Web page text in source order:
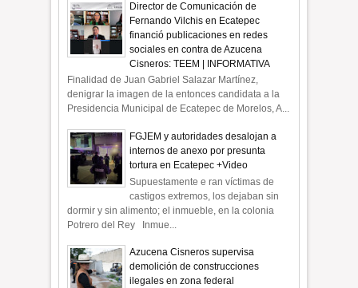
Director de Comunicación de
Fernando Vilchis en Ecatepec
financió publicaciones en redes
sociales en contra de Azucena
Cisneros: TEEM | INFORMATIVA
Finalidad de Juan Gabriel Salazar Martínez,
denigrar la imagen de la entonces candidata a la
Presidencia Municipal de Ecatepec de Morelos, A...
FGJEM y autoridades desalojan a
internos de anexo por presunta
tortura en Ecatepec +Video
Supuestamente e ran víctimas de
castigos extremos, los dejaban sin
dormir y sin alimento; el inmueble, en la colonia
Potrero del Rey Inmue...
Azucena Cisneros supervisa
demolición de construcciones
ilegales en zona federal